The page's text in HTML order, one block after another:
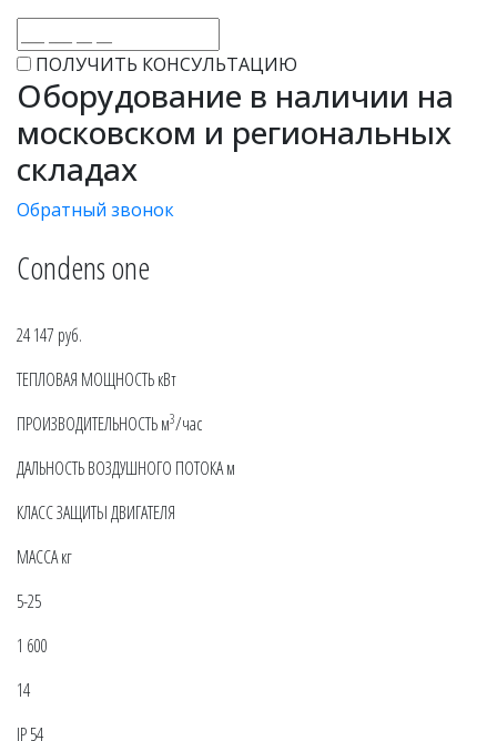
ПОЛУЧИТЬ КОНСУЛЬТАЦИЮ
Оборудование в наличии на
московском и региональных
складах
Обратный звонок
Condens one
24 147 руб.
ТЕПЛОВАЯ МОЩНОСТЬ кВт
ПРОИЗВОДИТЕЛЬНОСТЬ м3/час
ДАЛЬНОСТЬ ВОЗДУШНОГО ПОТОКА м
КЛАСС ЗАЩИТЫ ДВИГАТЕЛЯ
МАССА кг
5-25
1 600
14
IP 54